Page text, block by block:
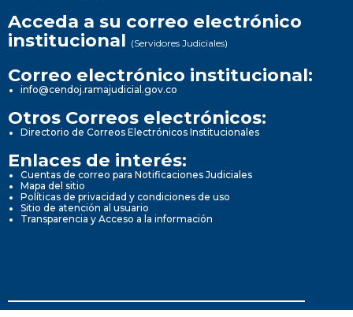
Acceda a su correo electrónico
institucional (Servidores Judiciales)
Correo electrónico institucional:
info@cendoj.ramajudicial.gov.co
Otros Correos electrónicos:
Directorio de Correos Electrónicos Institucionales
Enlaces de interés:
Cuentas de correo para Notificaciones Judiciales
Mapa del sitio
Políticas de privacidad y condiciones de uso
Sitio de atención al usuario
Transparencia y Acceso a la información